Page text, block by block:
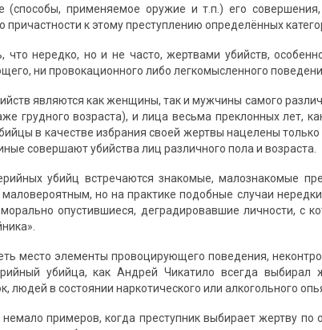
(способы, применяемое оружие и т.п.) его
к этому преступлению определённых
что нередко, но и не часто, жертвами убийств,
ни провокационного либо легкомысленного
являются как женщины, так и мужчины самого
грудного возраста), и лица весьма преклонных лет,
в качестве избрания своей жертвы нацелены
совершают убийства лиц различного пола и возраста.
убийц встречаются знакомые, малознакомые
маловероятным, но на практике подобные случаи
опустившиеся, деградировавшие личности, с
место элементы провоцирующего поведения,
убийца, как Андрей Чикатило всегда
людей в состоянии наркотического или алкогольного
немало примеров, когда преступник выбирает жертву